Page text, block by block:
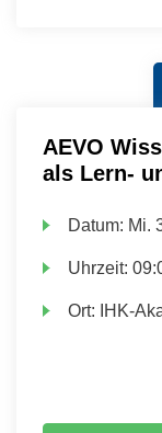
AEVO
als Lern-
Datum: Mi.
Uhrzeit:
Ort: IHK-